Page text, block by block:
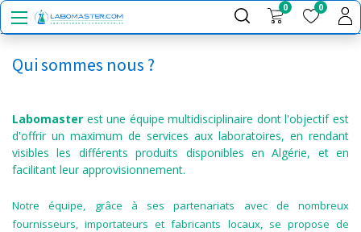
0 0
Qui sommes nous ?
Labomaster est une équipe multidisciplinaire dont l'objectif est
d'offrir un maximum de services aux laboratoires, en rendant
visibles les différents produits disponibles en Algérie, et en
facilitant leur approvisionnement.
Notre équipe, grâce à ses partenariats avec de nombreux
fournisseurs, importateurs et fabricants locaux, se propose de